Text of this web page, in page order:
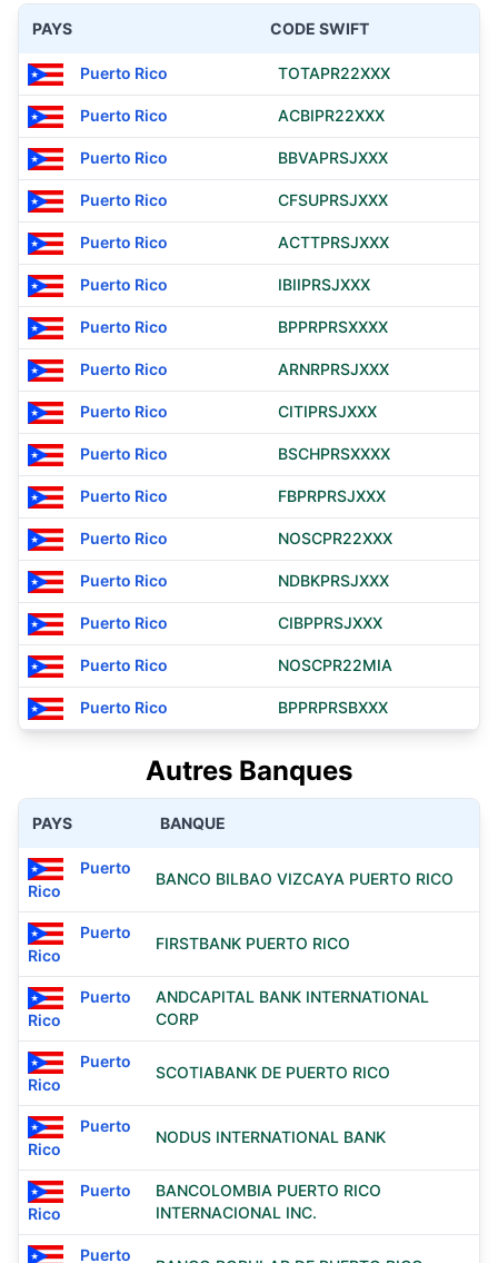
PAYS CODE SWIFT
Puerto Rico TOTAPR22XXX
Puerto Rico ACBIPR22XXX
Puerto Rico BBVAPRSJXXX
Puerto Rico CFSUPRSJXXX
Puerto Rico ACTTPRSJXXX
Puerto Rico IBIIPRSJXXX
Puerto Rico BPPRPRSXXXX
Puerto Rico ARNRPRSJXXX
Puerto Rico CITIPRSJXXX
Puerto Rico BSCHPRSXXXX
Puerto Rico FBPRPRSJXXX
Puerto Rico NOSCPR22XXX
Puerto Rico NDBKPRSJXXX
Puerto Rico CIBPPRSJXXX
Puerto Rico NOSCPR22MIA
Puerto Rico BPPRPRSBXXX
Autres Banques
PAYS BANQUE
Puerto
Rico
BANCO BILBAO VIZCAYA PUERTO RICO
Puerto
Rico
FIRSTBANK PUERTO RICO
Puerto
Rico
ANDCAPITAL BANK INTERNATIONAL
CORP
Puerto
Rico
SCOTIABANK DE PUERTO RICO
Puerto
Rico
NODUS INTERNATIONAL BANK
Puerto
Rico
BANCOLOMBIA PUERTO RICO
INTERNACIONAL INC.
Puerto